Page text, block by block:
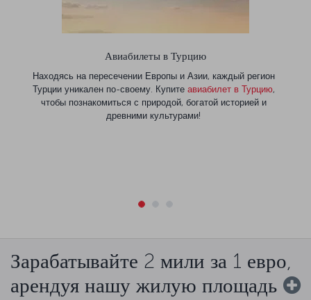
Авиабилеты в Турцию
Находясь на пересечении Европы и Азии, каждый регион
Турции уникален по-своему. Купите авиабилет в Турцию,
чтобы познакомиться с природой, богатой историей и
древними культурами!
Зарабатывайте 2 мили за 1 евро,
арендуя нашу жилую площадь